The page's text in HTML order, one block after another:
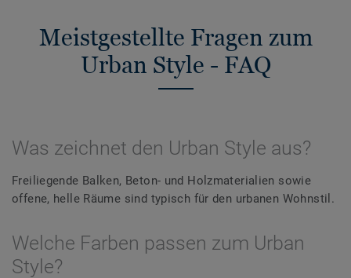
Meistgestellte Fragen zum
Urban Style - FAQ
Was zeichnet den Urban Style aus?
Freiliegende Balken, Beton- und Holzmaterialien sowie
offene, helle Räume sind typisch für den urbanen Wohnstil.
Welche Farben passen zum Urban
Style?